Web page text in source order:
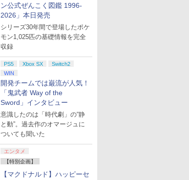
ン公式ぜんこく図鑑 1996-
2026」本日発売
シリーズ30年間で登場したポケ
モン1,025匹の基礎情報を完全
収録
PS5 Xbox SX
Switch2
WIN
開発チームでは巌流が人気！
「鬼武者 Way of the
Sword」インタビュー
意識したのは「時代劇」の“静
と動”。過去作のオマージュに
ついても聞いた
エンタメ
【特別企画】
【マクドナルド】ハッピーセ